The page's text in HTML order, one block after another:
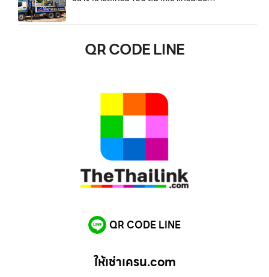
QR CODE LINE
QR CODE LINE
ให้เช่าเครน.com